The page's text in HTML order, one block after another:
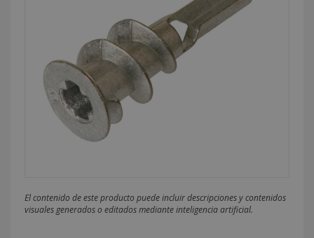
El contenido de este producto puede incluir descripciones y contenidos
visuales generados o editados mediante inteligencia artificial.